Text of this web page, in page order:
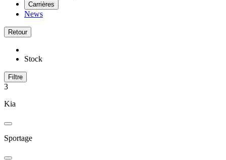
Carrières
News
Retour
Stock
Filtre
3
Kia
Sportage